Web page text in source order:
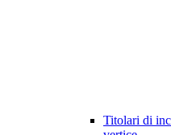
Titolari di